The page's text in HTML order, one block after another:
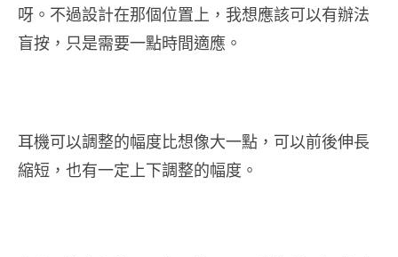
呀。不過設計在那個位置上，我想應該可以有辦法
盲按，只是需要一點時間適應。
耳機可以調整的幅度比想像大一點，可以前後伸長
縮短，也有一定上下調整的幅度。